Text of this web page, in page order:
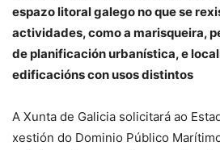
espazo litoral galego no que se
actividades, como a marisqueira,
de planificación urbanística, e
edificacións con usos distintos
A Xunta de Galicia solicitará ao
xestión do Dominio Público